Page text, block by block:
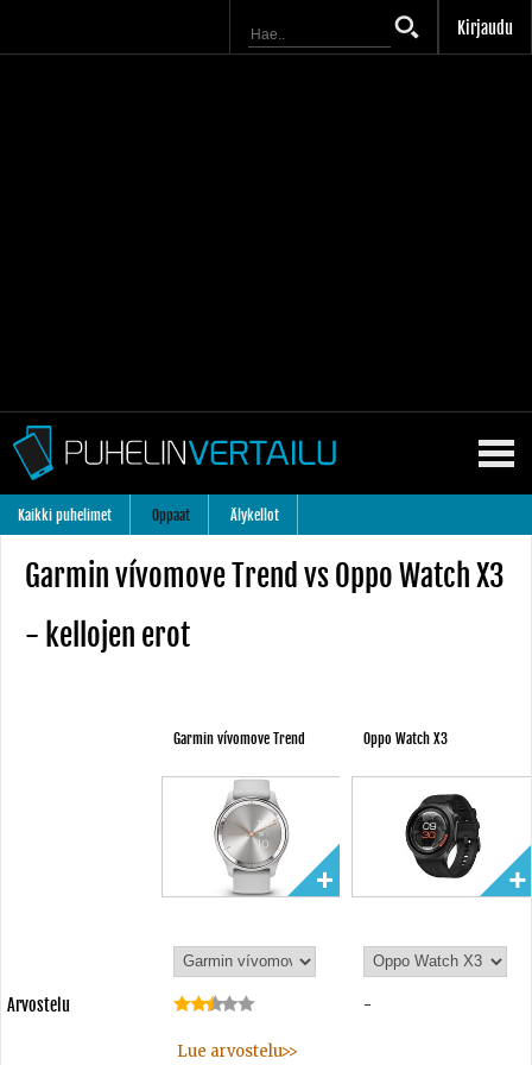
Kirjaudu
Kaikki puhelimet Oppaat Älykellot
Garmin vívomove Trend vs Oppo Watch X3
- kellojen erot
Garmin vívomove Trend Oppo Watch X3
Arvostelu
Lue arvostelu>>
-